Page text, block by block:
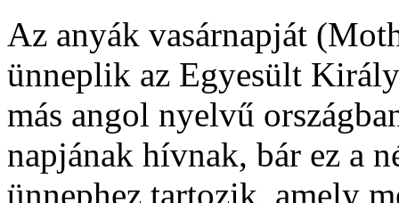
Az anyák vasárnapját
ünneplik az Egyesült
más angol nyelvű
napjának hívnak, bár ez a
ünnephez tartozik, amely